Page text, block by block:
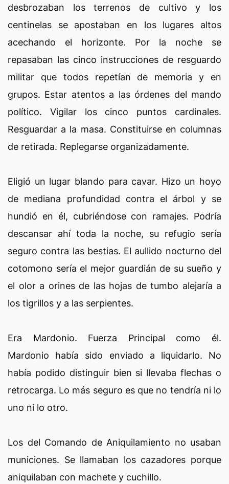
desbrozaban los terrenos de cultivo y los
centinelas se apostaban en los lugares altos
acechando el horizonte. Por la noche se
repasaban las cinco instrucciones de resguardo
militar que todos repetían de memoria y en
grupos. Estar atentos a las órdenes del mando
político. Vigilar los cinco puntos cardinales.
Resguardar a la masa. Constituirse en columnas
de retirada. Replegarse organizadamente.
Eligió un lugar blando para cavar. Hizo un hoyo
de mediana profundidad contra el árbol y se
hundió en él, cubriéndose con ramajes. Podría
descansar ahí toda la noche, su refugio sería
seguro contra las bestias. El aullido nocturno del
cotomono sería el mejor guardián de su sueño y
el olor a orines de las hojas de tumbo alejaría a
los tigrillos y a las serpientes.
Era Mardonio. Fuerza Principal como él.
Mardonio había sido enviado a liquidarlo. No
había podido distinguir bien si llevaba flechas o
retrocarga. Lo más seguro es que no tendría ni lo
uno ni lo otro.
Los del Comando de Aniquilamiento no usaban
municiones. Se llamaban los cazadores porque
aniquilaban con machete y cuchillo.